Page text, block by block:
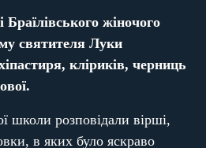
жіночого
святителя Луки
кліриків, черниць
школи розповідали вірші,
в яких було яскраво